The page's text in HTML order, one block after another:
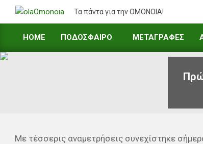
Τα πάντα για την ΟΜΟΝΟΙΑ!
HOME ΠΟΔΟΣΦΑΙΡΟ ΜΕΤΑΓΡΑΦΕΣ
Με τέσσερις αναμετρήσεις συνεχίστηκε